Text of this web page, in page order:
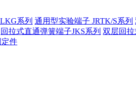
系列 通用型实验端子 JRTK/S系列
回拉式直通弹簧端子JKS系列 双层回拉
件